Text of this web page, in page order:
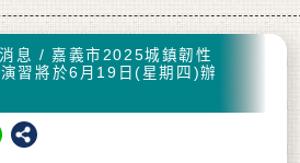
息 / 嘉義市2025城鎮韌性
習將於6月19日(星期四)辦